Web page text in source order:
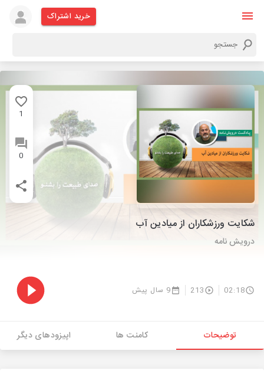
خرید اشتراک
1
0
شکایت ورزشکاران از میادین آب
درویش نامه
02:18
213 9 سال پیش
توضیحات کامنت ها اپیزودهای دیگر